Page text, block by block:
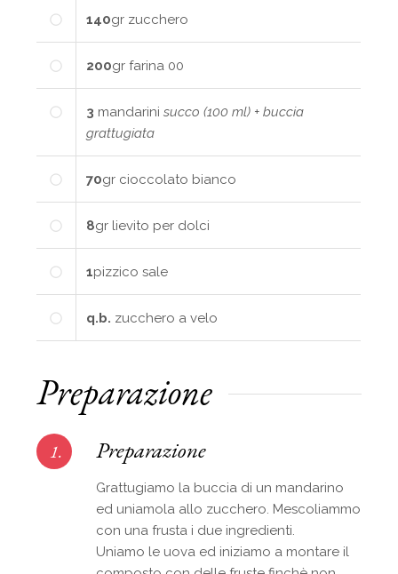
140gr zucchero
200gr farina 00
3 mandarinisucco (100 ml) + buccia
grattugiata
70gr cioccolato bianco
8gr lievito per dolci
1pizzico sale
q.b. zucchero a velo
Preparazione
1. Preparazione
Grattugiamo la buccia di un mandarino
ed uniamola allo zucchero. Mescoliammo
con una frusta i due ingredienti.
Uniamo le uova ed iniziamo a montare il